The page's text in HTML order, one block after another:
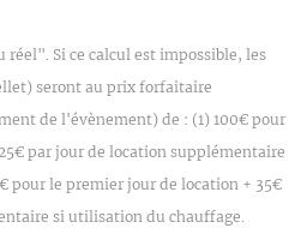
réel". Si ce calcul est impossible, les
seront au prix forfaitaire
de l'évènement) de : (1) 100€ pour
par jour de location supplémentaire
pour le premier jour de location + 35€
si utilisation du chauffage.